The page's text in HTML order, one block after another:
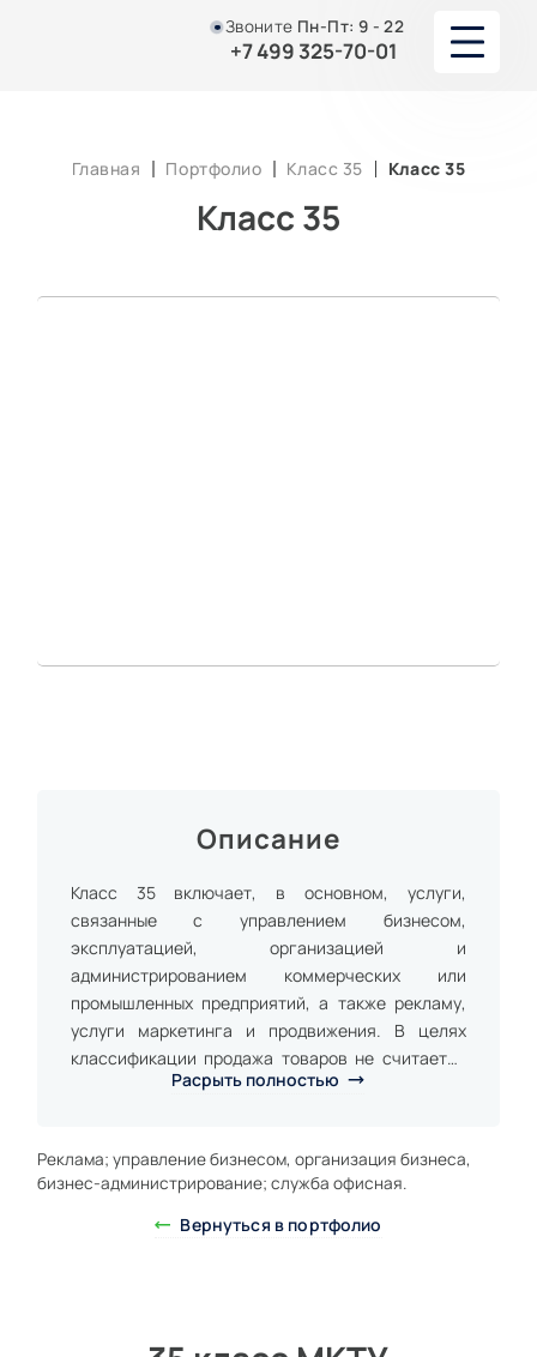
Звоните Пн-Пт: 9 - 22
+7 499 325-70-01
Главная Портфолио Класс 35 Класс 35
Класс 35
Описание
Класс 35 включает, в основном, услуги,
связанные с управлением бизнесом,
эксплуатацией, организацией и
администрированием коммерческих или
промышленных предприятий, а также рекламу,
услуги маркетинга и продвижения. В целях
классификации продажа товаров не считается
Расрыть полностью
Реклама; управление бизнесом, организация бизнеса,
бизнес-администрирование; служба офисная.
Вернуться в портфолио